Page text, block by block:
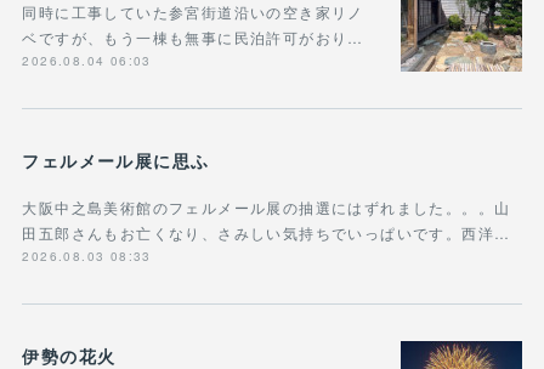
同時に工事していた参宮街道沿いの空き家リノ
ベですが、もう一棟も無事に民泊許可がおり…
2026.08.04 06:03
フェルメール展に思ふ
大阪中之島美術館のフェルメール展の抽選にはずれました。。。山
田五郎さんもお亡くなり、さみしい気持ちでいっぱいです。西洋…
2026.08.03 08:33
伊勢の花火